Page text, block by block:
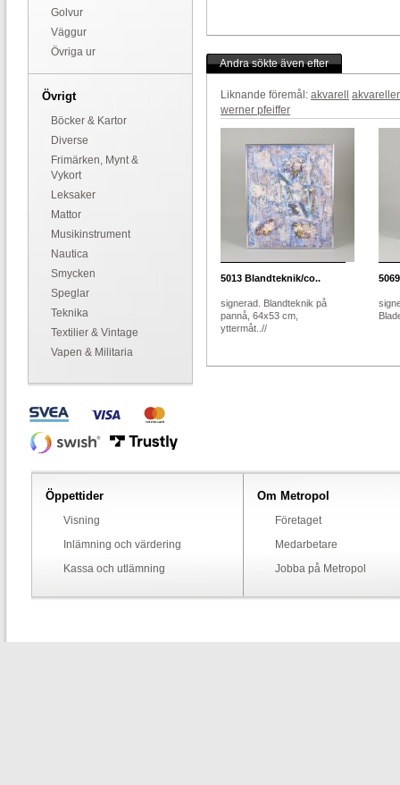
Golvur
Väggur
Övriga ur
Övrigt
Böcker & Kartor
Diverse
Frimärken, Mynt &
Vykort
Leksaker
Mattor
Musikinstrument
Nautica
Smycken
Speglar
Teknika
Textilier & Vintage
Vapen & Militaria
Andra sökte även efter
Liknande föremål: akvarell
akvareller
werner pfeiffer
5013 Blandteknik/co..
signerad. Blandteknik på
pannå, 64x53 cm,
yttermåt..//
5069
Öppettider
Visning
Inlämning och värdering
Kassa och utlämning
Om Metropol
Företaget
Medarbetare
Jobba på Metropol